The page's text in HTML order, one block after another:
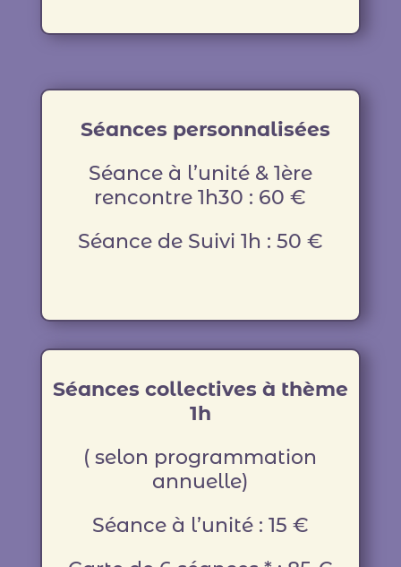
Séances personnalisées
Séance à l’unité & 1ère
rencontre 1h30 : 60 €
Séance de Suivi 1h : 50 €
Séances collectives à thème
1h
( selon programmation
annuelle)
Séance à l’unité : 15 €